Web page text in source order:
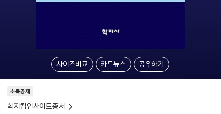
사이즈비교 카드뉴스 공유하기
소득공제
학지컴인사이트총서